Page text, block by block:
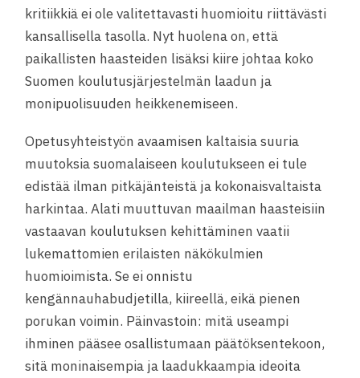
kritiikkiä ei ole valitettavasti huomioitu riittävästi
kansallisella tasolla. Nyt huolena on, että
paikallisten haasteiden lisäksi kiire johtaa koko
Suomen koulutusjärjestelmän laadun ja
monipuolisuuden heikkenemiseen.
Opetusyhteistyön avaamisen kaltaisia suuria
muutoksia suomalaiseen koulutukseen ei tule
edistää ilman pitkäjänteistä ja kokonaisvaltaista
harkintaa. Alati muuttuvan maailman haasteisiin
vastaavan koulutuksen kehittäminen vaatii
lukemattomien erilaisten näkökulmien
huomioimista. Se ei onnistu
kengännauhabudjetilla, kiireellä, eikä pienen
porukan voimin. Päinvastoin: mitä useampi
ihminen pääsee osallistumaan päätöksentekoon,
sitä moninaisempia ja laadukkaampia ideoita